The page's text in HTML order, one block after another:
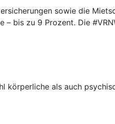
sowie die
bis zu 9 Prozent. Die
als auch